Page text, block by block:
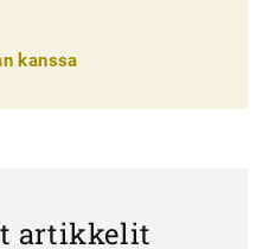
kanssa
artikkelit